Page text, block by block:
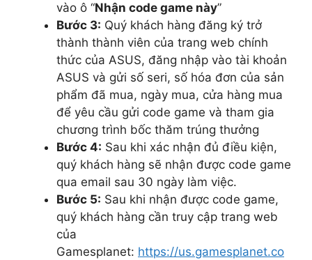
vào ô “Nhận code game này”
Bước 3: Quý khách hàng đăng ký trở
thành thành viên của trang web chính
thức của ASUS, đăng nhập vào tài khoản
ASUS và gửi số seri, số hóa đơn của sản
phẩm đã mua, ngày mua, cửa hàng mua
để yêu cầu gửi code game và tham gia
chương trình bốc thăm trúng thưởng
Bước 4: Sau khi xác nhận đủ điều kiện,
quý khách hàng sẽ nhận được code game
qua email sau 30 ngày làm việc.
Bước 5: Sau khi nhận được code game,
quý khách hàng cần truy cập trang web
của
Gamesplanet: https://us.gamesplanet.co